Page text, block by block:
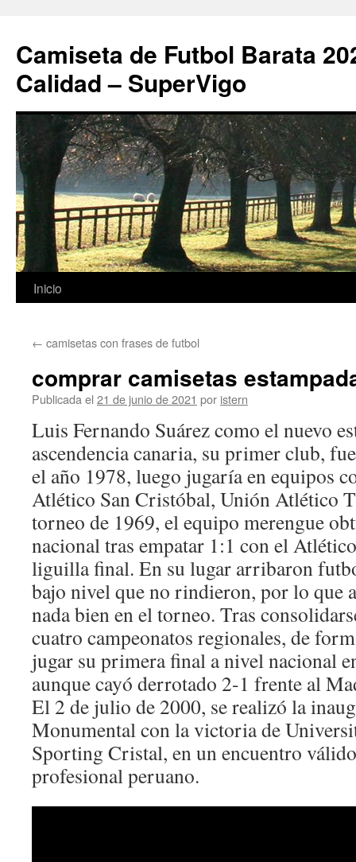
Camiseta de Futbol Barata
Calidad – SuperVigo
Saltar
contenido
Inicio
← camisetas con frases de futbol
comprar camisetas
Publicada el 21 de junio de 2021 por istern
Luis Fernando Suárez como el nuevo
ascendencia canaria, su primer club,
el año 1978, luego jugaría en equipos
Atlético San Cristóbal, Unión Atlético
torneo de 1969, el equipo merengue
nacional tras empatar 1:1 con el
liguilla final. En su lugar arribaron
bajo nivel que no rindieron, por lo que
nada bien en el torneo. Tras
cuatro campeonatos regionales, de
jugar su primera final a nivel nacional
aunque cayó derrotado 2-1 frente al
El 2 de julio de 2000, se realizó la
Monumental con la victoria de
Sporting Cristal, en un encuentro
profesional peruano.